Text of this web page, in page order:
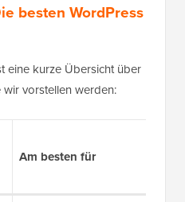
besten WordPress
eine kurze Übersicht über
vorstellen werden:
Am besten für